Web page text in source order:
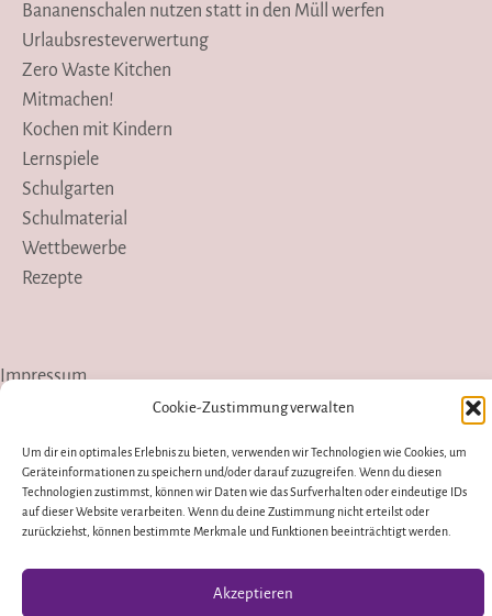
Cookie-Zustimmung verwalten
Um dir ein optimales Erlebnis zu bieten, verwenden wir Technologien wie Cookies, um
Geräteinformationen zu speichern und/oder darauf zuzugreifen. Wenn du diesen
Technologien zustimmst, können wir Daten wie das Surfverhalten oder eindeutige IDs
auf dieser Website verarbeiten. Wenn du deine Zustimmung nicht erteilst oder
zurückziehst, können bestimmte Merkmale und Funktionen beeinträchtigt werden.
Akzeptieren
Bananenschalen nutzen statt in den Müll werfen
Urlaubsresteverwertung
Zero Waste Kitchen
Mitmachen!
Kochen mit Kindern
Lernspiele
Schulgarten
Schulmaterial
Wettbewerbe
Rezepte
Copyright © 2026 wirf-mich-nicht-weg.de
Impressum
Datenschutzerklärung
Presse
InstagramYouTube